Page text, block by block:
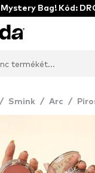
Mystery Bag! Kód:
/ Smink / Arc /